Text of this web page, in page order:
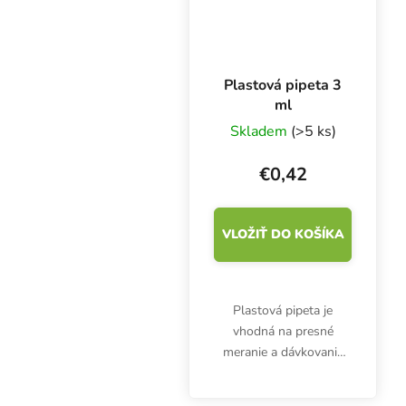
Plastová pipeta 3
ml
Skladem (>5 ks)
€0,42
VLOŽIŤ DO KOŠÍKA
Plastová pipeta je
vhodná na presné
meranie a dávkovanie